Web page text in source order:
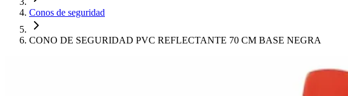
Conos de seguridad
CONO DE SEGURIDAD PVC REFLECTANTE 70 CM BASE NEGRA